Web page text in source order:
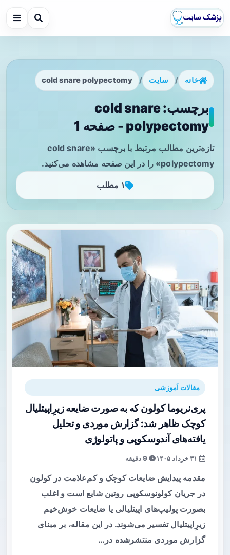
خانه / سایت /
cold snare polypectomy
برچسب: cold snare
polypectomy - صفحه 1
تازه‌ترین مطالب مرتبط با برچسب «cold snare
polypectomy» را در این صفحه مشاهده می‌کنید.
۱ مطلب
مقالات آموزشی
پری‌نریوما کولون که به صورت ضایعه زیرِ‌اپیتلیال
کوچک ظاهر شد: گزارش موردی و تحلیل
یافته‌های آندوسکوپی و پاتولوژی
9 دقیقه
مقدمه پیدایش ضایعات کوچک و کم‌علامت در کولون
در جریان کولونوسکوپی روتین شایع است و اغلب
بصورت پولیپ‌های اپیتلیالی یا ضایعات خوش‌خیم
زیرِ‌اپیتلیال تفسیر می‌شوند. در این مقاله، بر مبنای
گزارش موردی منتشرشده در…